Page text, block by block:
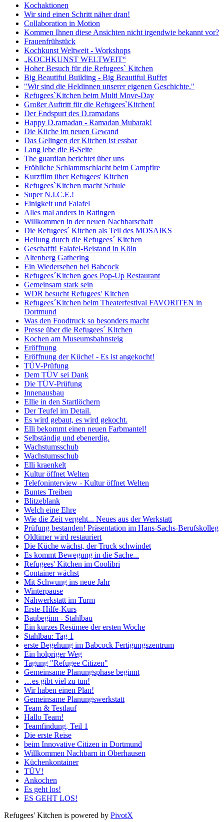
Kochaktionen
Wir sind einen Schritt näher dran!
Collaboration in Motion
Kommen Ihnen diese Ansichten nicht irgendwie bekannt vor?
Frauenfrühstück
Kochkunst Weltweit - Workshops
„KOCHKUNST WELTWEIT“
Hoher Besuch für die Refugees` Kitchen
Big Beautiful Building - Big Beautiful Buffet
"Wir sind die Heldinnen unserer eigenen Geschichte."
Refugees`Kitchen beim Multi Move-Day
Großer Auftritt für die Refugees`Kitchen!
Der Endspurt des D.ramadans
Happy D.ramadan - Ramadan Mubarak!
Die Küche im neuen Gewand
Das Gelingen der Kitchen ist essbar
Lang lebe die B-Seite
The guardian berichtet über uns
Fröhliche Schlammschlacht beim Campfire
Kurzfilm über Refugees' Kitchen
Refugees`Kitchen macht Schule
Super N.I.C.E.!
Einigkeit und Falafel
Alles mal anders in Ratingen
Willkommen in der neuen Nachbarschaft
Die Refugees´ Kitchen als Teil des MOSAIKS
Heilung durch die Refugees´ Kitchen
Geschafft! Falafel-Beistand in Köln
Altenberg Gathering
Ein Wiedersehen bei Babcock
Refugees´Kitchen goes Pop-Up Restaurant
Gemeinsam stark sein
WDR besucht Refugees' Kitchen
Refugees´Kitchen beim Theaterfestival FAVORITEN in
Dortmund
Was den Foodtruck so besonders macht
Presse über die Refugees´ Kitchen
Kochen am Museumsbahnsteig
Eröffnung
Eröffnung der Küche! - Es ist angekocht!
TÜV-Prüfung
Dem TÜV sei Dank
Die TÜV-Prüfung
Innenausbau
Ellie in den Startlöchern
Der Teufel im Detail.
Es wird gebaut, es wird gekocht.
Elli bekommt einen neuen Farbmantel!
Selbständig und ebenerdig.
Wachstumsschub
Wachstumsschub
Elli kraenkelt
Kultur öffnet Welten
Telefoninterview - Kultur öffnet Welten
Buntes Treiben
Blitzeblank
Welch eine Ehre
Wie die Zeit vergeht... Neues aus der Werkstatt
Prüfung bestanden! Präsentation im Hans-Sachs-Berufskolleg
Oldtimer wird restauriert
Die Küche wächst, der Truck schwindet
Es kommt Bewegung in die Sache...
Refugees' Kitchen im Coolibri
Container wächst
Mit Schwung ins neue Jahr
Winterpause
Nähwerkstatt im Turm
Erste-Hilfe-Kurs
Baubeginn - Stahlbau
Ein kurzes Resümee der ersten Woche
Stahlbau: Tag 1
erste Begehung im Babcock Fertigungszentrum
Ein holpriger Weg
Tagung "Refugee Citizen"
Gemeinsame Planungsphase beginnt
…es gibt viel zu tun!
Wir haben einen Plan!
Gemeinsame Planungswerkstatt
Team & Testlauf
Hallo Team!
Teamfindung, Teil 1
Die erste Reise
beim Innovative Citizen in Dortmund
Willkommen Nachbarn in Oberhausen
Küchenkontainer
TÜV!
Ankochen
Es geht los!
ES GEHT LOS!
Refugees' Kitchen is powered by PivotX